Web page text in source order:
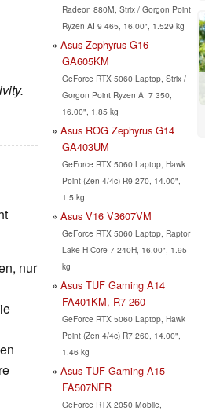
nur
Radeon 880M, Strix / Gorgon Point
Ryzen AI 9 465, 16.00", 1.529 kg
Asus Zephyrus G16
GA605KM
GeForce RTX 5060 Laptop, Strix /
Gorgon Point Ryzen AI 7 350,
16.00", 1.85 kg
Asus ROG Zephyrus G14
GA403UM
GeForce RTX 5060 Laptop, Hawk
Point (Zen 4/4c) R9 270, 14.00",
1.5 kg
Asus V16 V3607VM
GeForce RTX 5060 Laptop, Raptor
Lake-H Core 7 240H, 16.00", 1.95
kg
Asus TUF Gaming A14
FA401KM, R7 260
GeForce RTX 5060 Laptop, Hawk
Point (Zen 4/4c) R7 260, 14.00",
1.46 kg
Asus TUF Gaming A15
FA507NFR
GeForce RTX 2050 Mobile,